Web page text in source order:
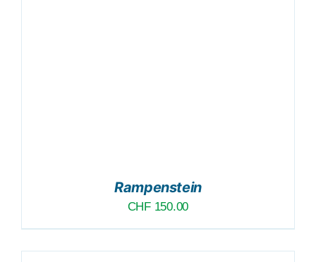
Rampenstein
CHF 150.00